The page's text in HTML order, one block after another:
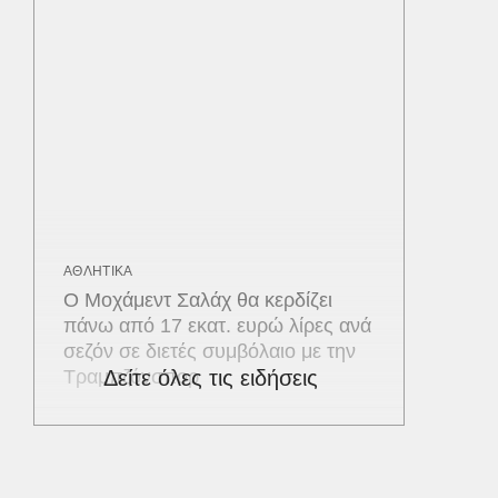
ΑΘΛΗΤΙΚΑ
Ο Μοχάμεντ Σαλάχ θα κερδίζει
πάνω από 17 εκατ. ευρώ λίρες ανά
σεζόν σε διετές συμβόλαιο με την
Τραμπζόνσπορ
Δείτε όλες τις ειδήσεις